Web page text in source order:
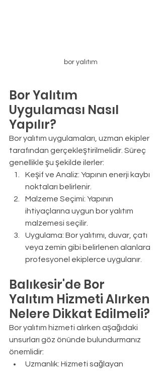
bor yalıtım
Bor Yalıtım
Uygulaması Nasıl
Yapılır?
Bor yalıtım uygulamaları, uzman ekipler
tarafından gerçekleştirilmelidir. Süreç
genellikle şu şekilde ilerler:
Keşif ve Analiz: Yapının enerji kaybı
noktaları belirlenir.
Malzeme Seçimi: Yapının
ihtiyaçlarına uygun bor yalıtım
malzemesi seçilir.
Uygulama: Bor yalıtımı, duvar, çatı
veya zemin gibi belirlenen alanlara
profesyonel ekiplerce uygulanır.
Balıkesir'de Bor
Yalıtım Hizmeti Alırken
Nelere Dikkat Edilmeli?
Bor yalıtım hizmeti alırken aşağıdaki
unsurları göz önünde bulundurmanız
önemlidir:
Uzmanlık: Hizmeti sağlayan